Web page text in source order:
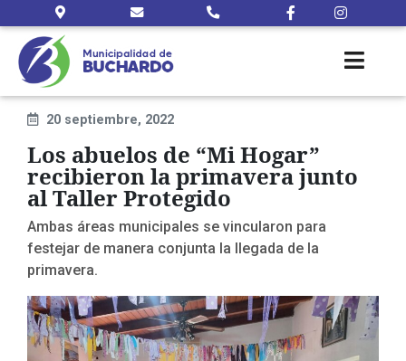
20 septiembre, 2022
Los abuelos de “Mi Hogar”
recibieron la primavera junto
al Taller Protegido
Ambas áreas municipales se vincularon para
festejar de manera conjunta la llegada de la
primavera.